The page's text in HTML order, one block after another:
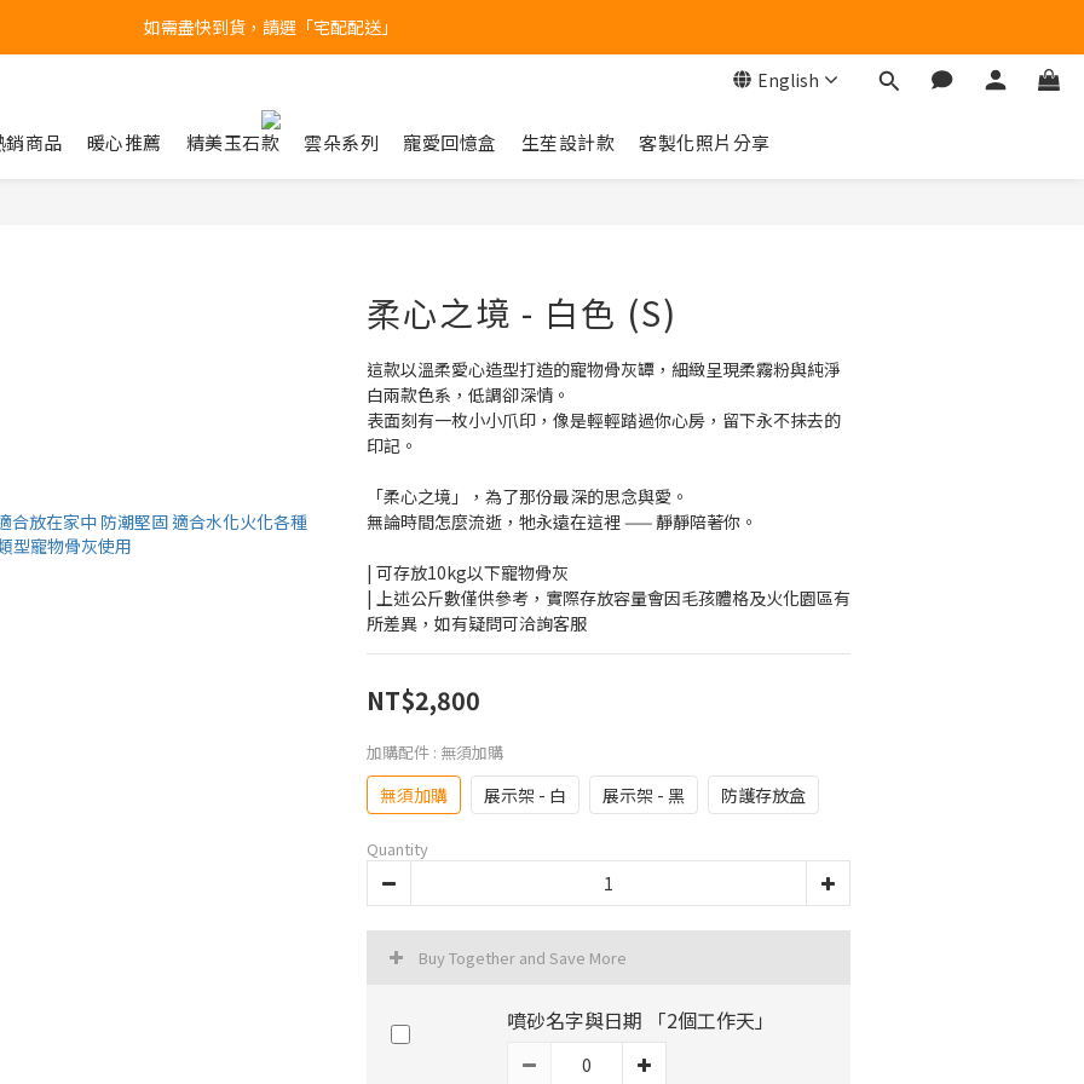
台北民權門市，現貨展示中
產品均備有現貨，下單後最快當天即可出貨
English
銷商品 暖心推薦 精美玉石款 雲朵系列 寵愛回憶盒 生苼設計款 客製化照片分享
柔心之境 - 白色 (S)
這款以溫柔愛心造型打造的寵物骨灰罈，細緻呈現柔霧粉與純淨
白兩款色系，低調卻深情。
表面刻有一枚小小爪印，像是輕輕踏過你心房，留下永不抹去的
印記。
「柔心之境」，為了那份最深的思念與愛。
無論時間怎麼流逝，牠永遠在這裡 —— 靜靜陪著你。
| 可存放10kg以下寵物骨灰
| 上述公斤數僅供參考，實際存放容量會因毛孩體格及火化園區有
所差異，如有疑問可洽詢客服
NT$2,800
加購配件 : 無須加購
無須加購 展示架 - 白 展示架 - 黑 防護存放盒
Quantity
Buy Together and Save More
噴砂名字與日期 「2個工作天」